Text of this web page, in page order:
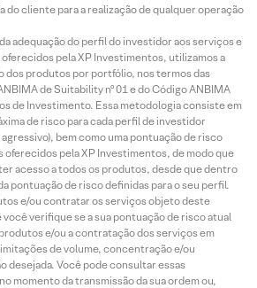
cliente para a realização de qualquer operação
adequação do perfil do investidor aos serviços e
pela XP Investimentos, utilizamos a
dos produtos por portfólio, nos termos das
de Suitability nº 01 e do Código ANBIMA
de Investimento. Essa metodologia consiste em
de risco para cada perfil de investidor
bem como uma pontuação de risco
oferecidos pela XP Investimentos, de modo que
acesso a todos os produtos, desde que dentro
pontuação de risco definidas para o seu perfil.
e/ou contratar os serviços objeto deste
verifique se a sua pontuação de risco atual
e/ou a contratação dos serviços em
de volume, concentração e/ou
desejada. Você pode consultar essas
momento da transmissão da sua ordem ou,